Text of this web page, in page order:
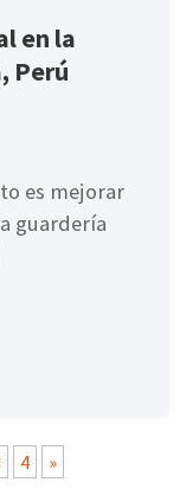
en la
Perú
es mejorar
guardería
4
»